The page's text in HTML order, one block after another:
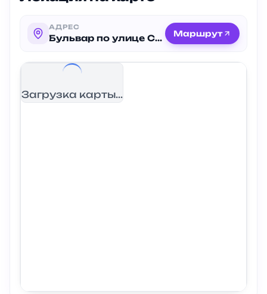
АДРЕС
Бульвар по улице Серова Маршрут
Загрузка карты...